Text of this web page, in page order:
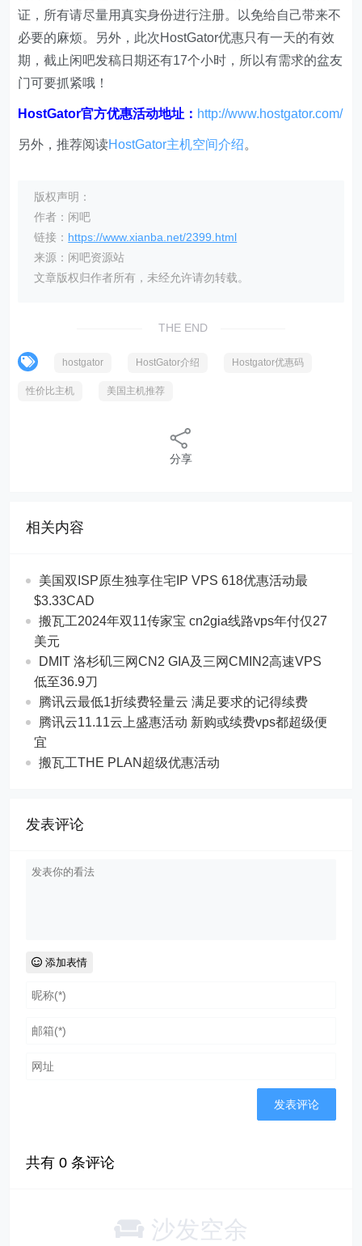
证，所有请尽量用真实身份进行注册。以免给自己带来不
必要的麻烦。另外，此次HostGator优惠只有一天的有效
期，截止闲吧发稿日期还有17个小时，所以有需求的盆友
门可要抓紧哦！
HostGator官方优惠活动地址： http://www.hostgator.com/
另外，推荐阅读HostGator主机空间介绍。
版权声明：
作者：闲吧
链接： https://www.xianba.net/2399.html
来源：闲吧资源站
文章版权归作者所有，未经允许请勿转载。
THE END
hostgator HostGator介绍 Hostgator优惠码
性价比主机 美国主机推荐
分享
相关内容
美国双ISP原生独享住宅IP VPS 618优惠活动最
$3.33CAD
搬瓦工2024年双11传家宝 cn2gia线路vps年付仅27
美元
DMIT 洛杉矶三网CN2 GIA及三网CMIN2高速VPS
低至36.9刀
腾讯云最低1折续费轻量云 满足要求的记得续费
腾讯云11.11云上盛惠活动 新购或续费vps都超级便
宜
搬瓦工THE PLAN超级优惠活动
发表评论
添加表情
共有0 条评论
沙发空余